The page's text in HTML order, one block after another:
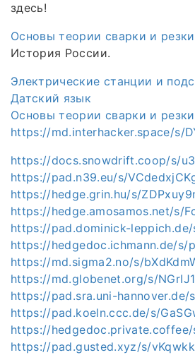
здесь!
Основы теории сварки и
История России.
Электрические станции и
Датский язык
Основы теории сварки и
https://md.interhacker.space/s/
https://docs.snowdrift.coop/s/
https://pad.n39.eu/s/
https://hedge.grin.hu/s/
https://hedge.amosamos.net/s/
https://pad.dominick-
https://hedgedoc.ichmann.de/s/
https://md.sigma2.no/s/
https://md.globenet.org/s/
https://pad.sra.uni-hannover.de/
https://pad.koeln.ccc.de/s/
https://hedgedoc.private.coffee/
https://pad.gusted.xyz/s/